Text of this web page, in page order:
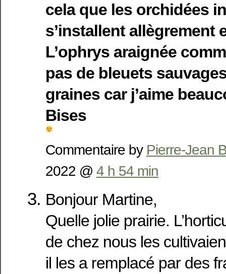
cela que les orchidées
s’installent allègrement
L’ophrys araignée
pas de bleuets
graines car j’aime
Bises
Commentaire by Pierre-Jean
2022 @ 4 h 54 min
Bonjour Martine,
Quelle jolie prairie.
de chez nous les
il les a remplacé par des